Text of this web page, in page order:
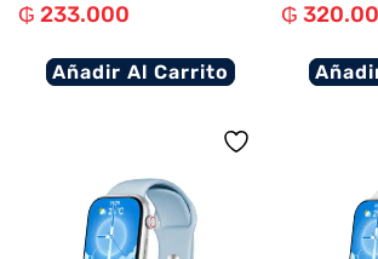
₲ 233.000
Añadir Al Carrito
₲